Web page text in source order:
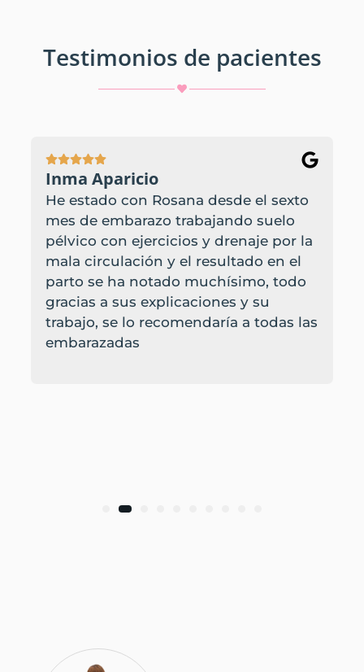
Testimonios de pacientes
Inma Aparicio
He estado con Rosana desde el sexto
mes de embarazo trabajando suelo
pélvico con ejercicios y drenaje por la
mala circulación y el resultado en el
parto se ha notado muchísimo, todo
gracias a sus explicaciones y su
trabajo, se lo recomendaría a todas las
embarazadas